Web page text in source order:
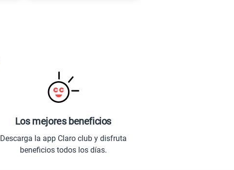
Los mejores beneficios
Descarga la app Claro club y disfruta
beneficios todos los días.